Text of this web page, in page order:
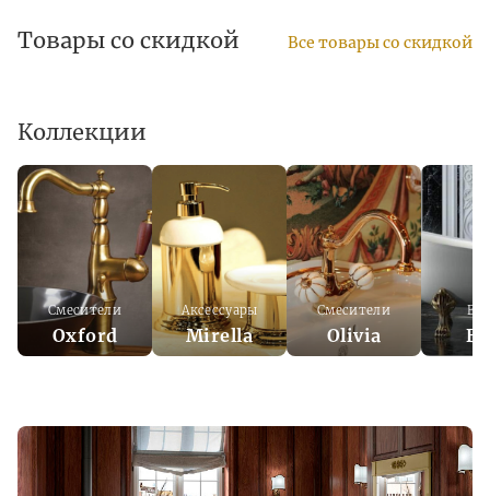
Товары со скидкой Все товары со скидкой
Коллекции
Смесители
Oxford
Аксессуары
Mirella
Смесители
Olivia